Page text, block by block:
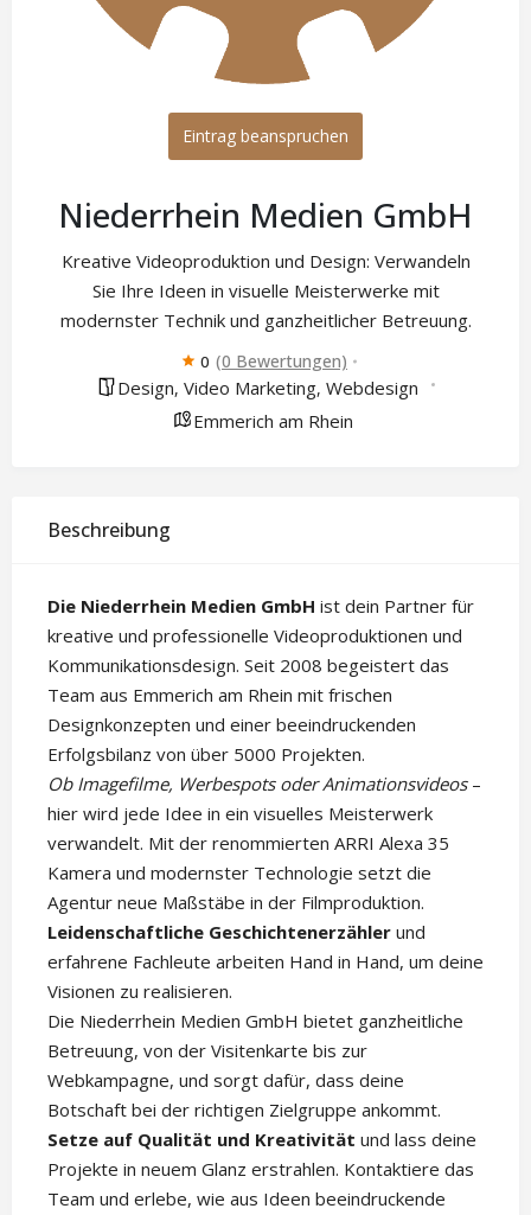
Eintrag beanspruchen
Niederrhein Medien GmbH
Kreative Videoproduktion und Design: Verwandeln
Sie Ihre Ideen in visuelle Meisterwerke mit
modernster Technik und ganzheitlicher Betreuung.
0 (0 Bewertungen)
Design, Video Marketing, Webdesign
Emmerich am Rhein
Beschreibung
Die Niederrhein Medien GmbH ist dein Partner für
kreative und professionelle Videoproduktionen und
Kommunikationsdesign. Seit 2008 begeistert das
Team aus Emmerich am Rhein mit frischen
Designkonzepten und einer beeindruckenden
Erfolgsbilanz von über 5000 Projekten.
Ob Imagefilme, Werbespots oder Animationsvideos–
hier wird jede Idee in ein visuelles Meisterwerk
verwandelt. Mit der renommierten ARRI Alexa 35
Kamera und modernster Technologie setzt die
Agentur neue Maßstäbe in der Filmproduktion.
Leidenschaftliche Geschichtenerzähler und
erfahrene Fachleute arbeiten Hand in Hand, um deine
Visionen zu realisieren.
Die Niederrhein Medien GmbH bietet ganzheitliche
Betreuung, von der Visitenkarte bis zur
Webkampagne, und sorgt dafür, dass deine
Botschaft bei der richtigen Zielgruppe ankommt.
Setze auf Qualität und Kreativität und lass deine
Projekte in neuem Glanz erstrahlen. Kontaktiere das
Team und erlebe, wie aus Ideen beeindruckende